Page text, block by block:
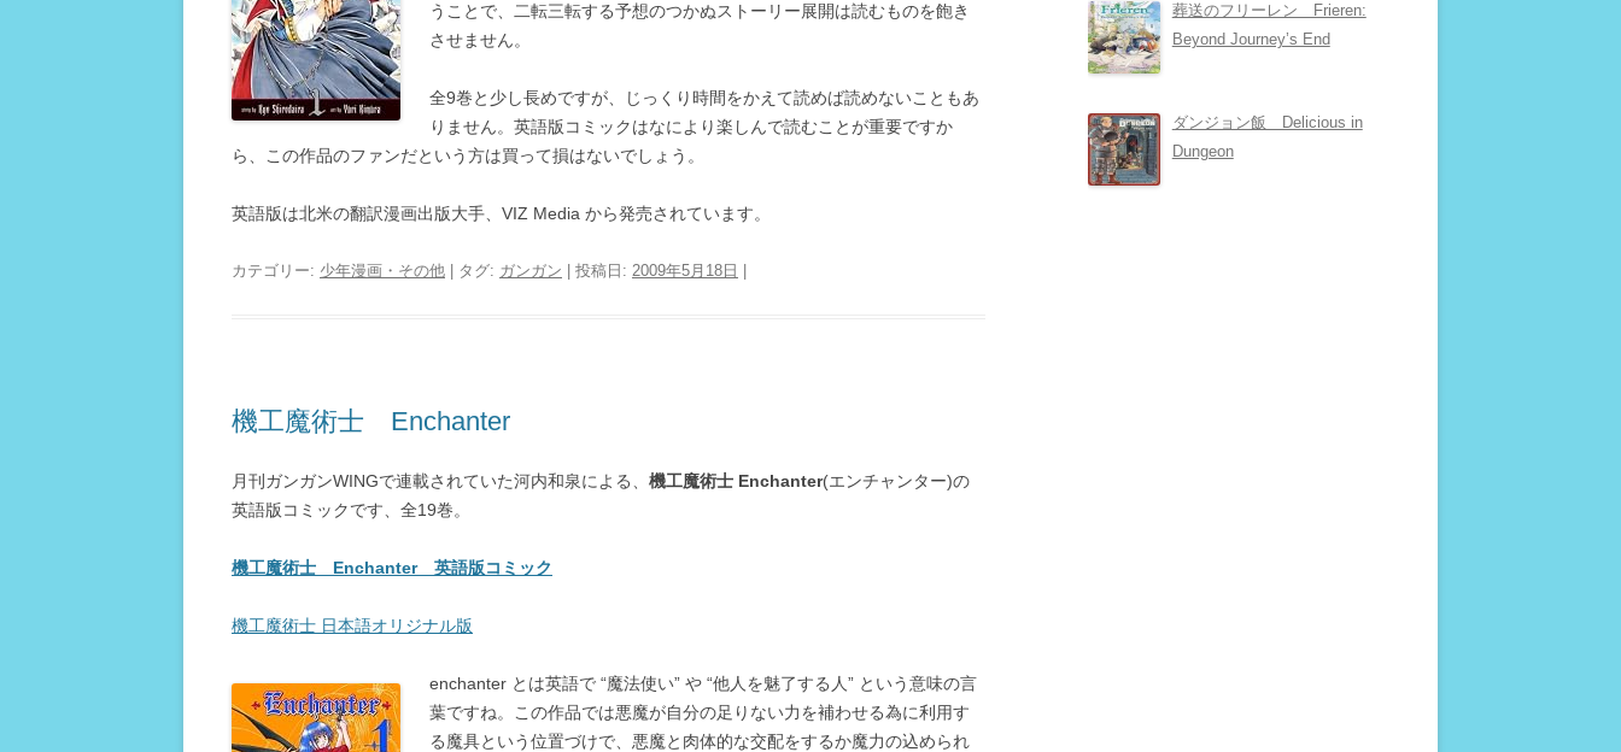
うことで、二転三転する予想のつかぬストーリー展開は読むものを飽き
させません。
全9巻と少し長めですが、じっくり時間をかえて読めば読めないこともあ
りません。英語版コミックはなにより楽しんで読むことが重要ですか
ら、この作品のファンだという方は買って損はないでしょう。
英語版は北米の翻訳漫画出版大手、VIZ Media から発売されています。
カテゴリー: 少年漫画・その他 | タグ: ガンガン | 投稿日: 2009年5月18日
機工魔術士 Enchanter
月刊ガンガンWINGで連載されていた河内和泉による、 機工魔術士 Enchanter(エンチャンター)の
英語版コミックです、全19巻。
機工魔術士 Enchanter 英語版コミック
機工魔術士 日本語オリジナル版
enchanter とは英語で “魔法使い” や “他人を魅了する人” という意味の言
葉ですね。この作品では悪魔が自分の足りない力を補わせる為に利用す
る魔具という位置づけで、悪魔と肉体的な交配をするか魔力の込められ
葬送のフリーレン Frieren:
Beyond Journey’s End
ダンジョン飯 Delicious in
Dungeon